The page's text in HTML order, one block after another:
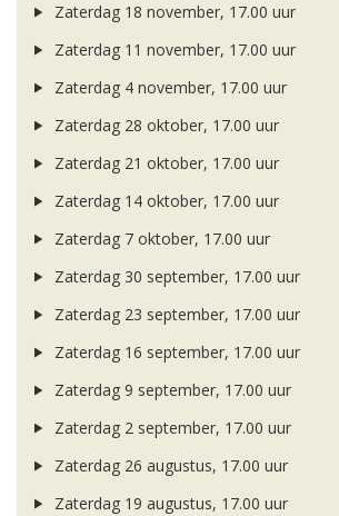
Zaterdag 18 november, 17.00 uur
Zaterdag 11 november, 17.00 uur
Zaterdag 4 november, 17.00 uur
Zaterdag 28 oktober, 17.00 uur
Zaterdag 21 oktober, 17.00 uur
Zaterdag 14 oktober, 17.00 uur
Zaterdag 7 oktober, 17.00 uur
Zaterdag 30 september, 17.00 uur
Zaterdag 23 september, 17.00 uur
Zaterdag 16 september, 17.00 uur
Zaterdag 9 september, 17.00 uur
Zaterdag 2 september, 17.00 uur
Zaterdag 26 augustus, 17.00 uur
Zaterdag 19 augustus, 17.00 uur